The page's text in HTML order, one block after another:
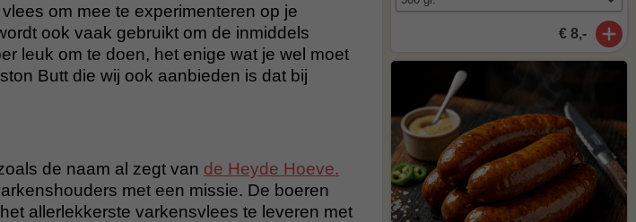
om mee te experimenteren op je
ook vaak gebruikt om de inmiddels
leuk om te doen, het enige wat je wel moet
Butt die wij ook aanbieden is dat bij
de naam al zegt van de Heyde Hoeve.
met een missie. De boeren
allerlekkerste varkensvlees te leveren met
€ 8,-